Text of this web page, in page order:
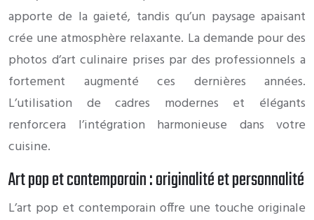
apporte de la gaieté, tandis qu’un paysage apaisant
crée une atmosphère relaxante. La demande pour des
photos d’art culinaire prises par des professionnels a
fortement augmenté ces dernières années.
L’utilisation de cadres modernes et élégants
renforcera l’intégration harmonieuse dans votre
cuisine.
Art pop et contemporain : originalité et personnalité
L’art pop et contemporain offre une touche originale